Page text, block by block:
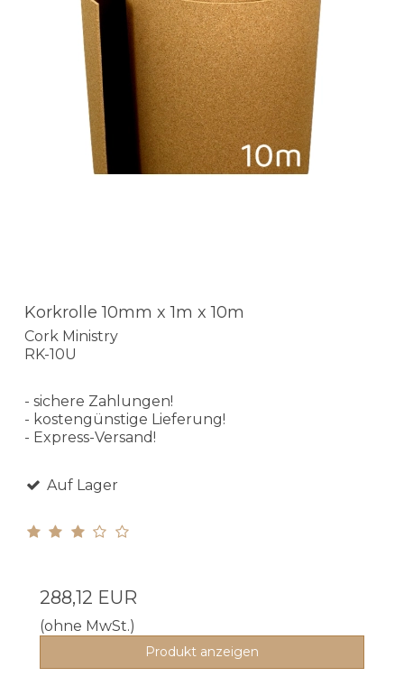
Korkrolle 10mm x 1m x 10m
Cork Ministry
RK-10U
- sichere Zahlungen!
- kostengünstige Lieferung!
- Express-Versand!
Auf Lager
288,12 EUR
(ohne MwSt.)
Produkt anzeigen